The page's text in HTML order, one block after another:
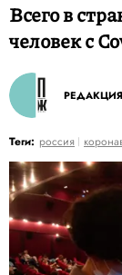
Всего в
человек с
Теги: россия